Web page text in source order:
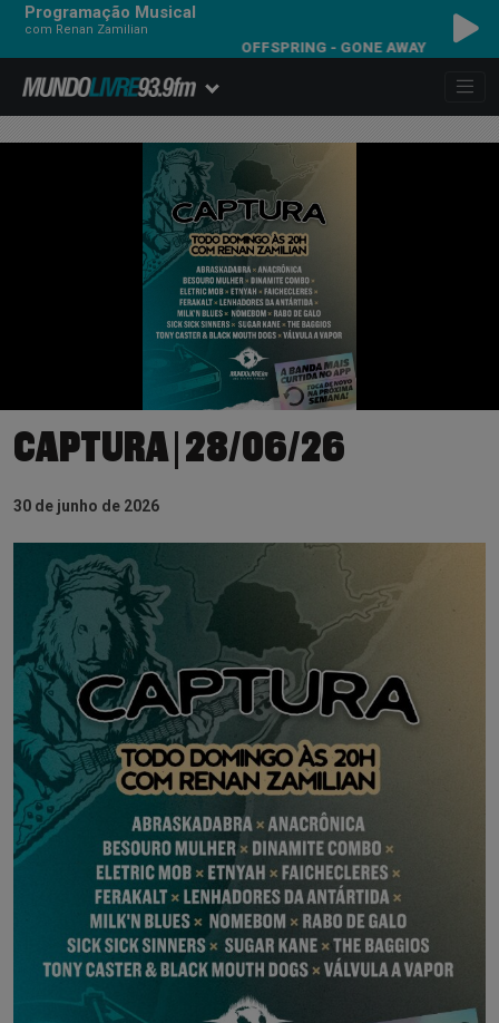
Programação Musical
com Renan Zamilian
OFFSPRING - GONE AWAY
CAPTURA | 28/06/26
30 de junho de 2026